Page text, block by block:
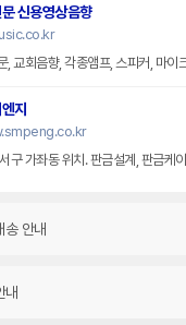
신용영상음향
, 교회음향, 각종앰프, 스피커, 마이
지
구 가좌동 위치. 판금설계, 판금케
송 안내
내